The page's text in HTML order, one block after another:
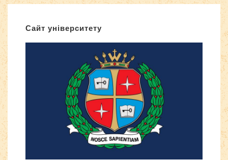
Сайт університету